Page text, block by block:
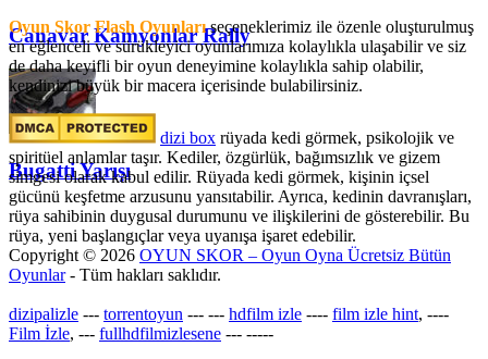
Canavar Kamyonlar Rally
Bugatti Yarışı
Oyun Skor Flash Oyunlarıseçeneklerimiz ile özenle oluşturulmuş
en eğlenceli ve sürükleyici oyunlarımıza kolaylıkla ulaşabilir ve siz
de daha keyifli bir oyun deneyimine kolaylıkla sahip olabilir,
kendinizi büyük bir macera içerisinde bulabilirsiniz.
dizi box rüyada kedi görmek​, psikolojik ve
spiritüel anlamlar taşır. Kediler, özgürlük, bağımsızlık ve gizem
simgesi olarak kabul edilir. Rüyada kedi görmek, kişinin içsel
gücünü keşfetme arzusunu yansıtabilir. Ayrıca, kedinin davranışları,
rüya sahibinin duygusal durumunu ve ilişkilerini de gösterebilir. Bu
rüya, yeni başlangıçlar veya uyanışa işaret edebilir.
Copyright © 2026 OYUN SKOR – Oyun Oyna Ücretsiz Bütün
Oyunlar- Tüm hakları saklıdır.
dizipalizle --- torrentoyun --- --- hdfilm izle ---- film izle hint, ----
Film İzle, --- fullhdfilmizlesene --- -----